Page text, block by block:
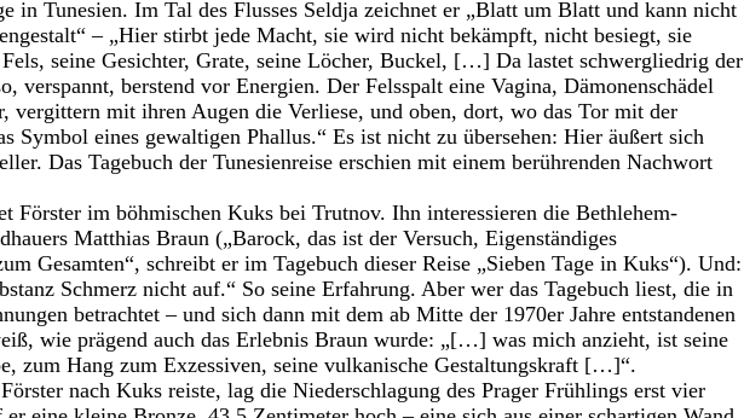
in Tunesien. Im Tal des Flusses Seldja zeichnet er „Blatt um Blatt und kann nicht
– „Hier stirbt jede Macht, sie wird nicht bekämpft, nicht besiegt, sie
seine Gesichter, Grate, seine Löcher, Buckel, […] Da lastet schwergliedrig der
verspannt, berstend vor Energien. Der Felsspalt eine Vagina, Dämonenschädel
vergittern mit ihren Augen die Verliese, und oben, dort, wo das Tor mit der
Symbol eines gewaltigen Phallus.“ Es ist nicht zu übersehen: Hier äußert sich
Das Tagebuch der Tunesienreise erschien mit einem berührenden Nachwort
Förster im böhmischen Kuks bei Trutnov. Ihn interessieren die Bethlehem-
Matthias Braun („Barock, das ist der Versuch, Eigenständiges
Gesamten“, schreibt er im Tagebuch dieser Reise „Sieben Tage in Kuks“). Und:
Schmerz nicht auf.“ So seine Erfahrung. Aber wer das Tagebuch liest, die in
betrachtet – und sich dann mit dem ab Mitte der 1970er Jahre entstandenen
wie prägend auch das Erlebnis Braun wurde: „[…] was mich anzieht, ist seine
zum Hang zum Exzessiven, seine vulkanische Gestaltungskraft […]“.
nach Kuks reiste, lag die Niederschlagung des Prager Frühlings erst vier